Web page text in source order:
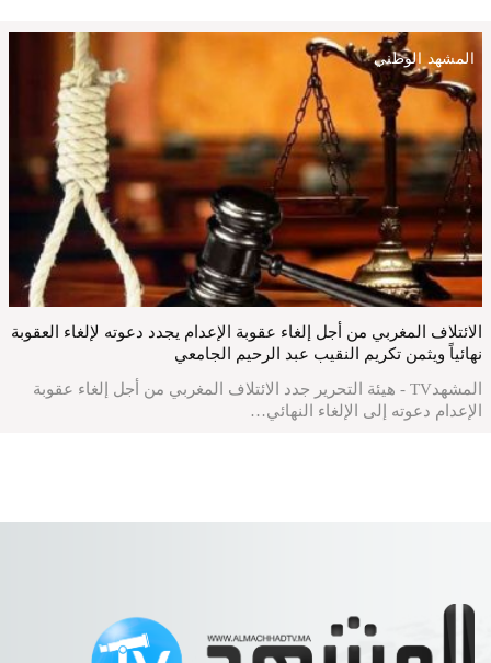
المشهد الوطني
الائتلاف المغربي من أجل إلغاء عقوبة الإعدام يجدد دعوته لإلغاء العقوبة
نهائياً ويثمن تكريم النقيب عبد الرحيم الجامعي
المشهدTV - هيئة التحرير جدد الائتلاف المغربي من أجل إلغاء عقوبة
الإعدام دعوته إلى الإلغاء النهائي…